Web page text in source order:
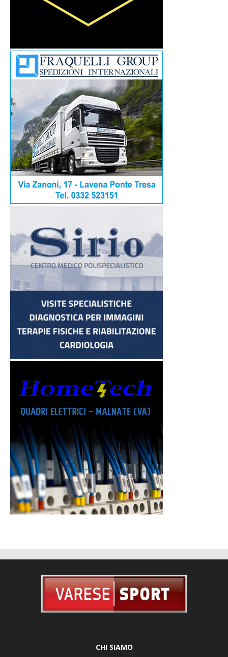
Via Caracciolo 29, 21100 Varese - Tel. 0332 226239 -